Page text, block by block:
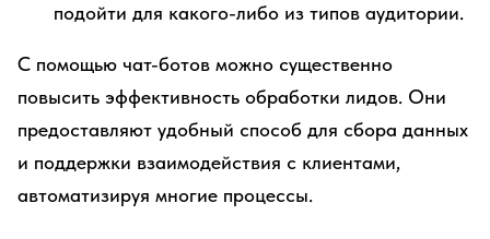
подойти для какого-либо из типов аудитории.
С помощью чат-ботов можно существенно
повысить эффективность обработки лидов. Они
предоставляют удобный способ для сбора данных
и поддержки взаимодействия с клиентами,
автоматизируя многие процессы.